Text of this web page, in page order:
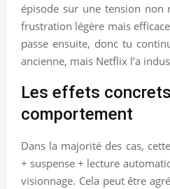
épisode sur une tension non
frustration légère mais
passe ensuite, donc tu
ancienne, mais Netflix l’a
Les effets
comportement
Dans la majorité des cas,
+ suspense + lecture
visionnage. Cela peut être